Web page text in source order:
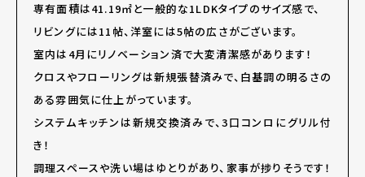
専有面積は41.19㎡と一般的な1LDKタイプのサイズ感で、
リビングには11帖、洋室には5帖の広さがございます。
室内は4月にリノベーション済で大変清潔感があります！
クロスやフローリングは新規張替済みで、白基調の明るさの
ある雰囲気に仕上がっています。
システムキッチンは新規交換済みで、3口コンロにグリル付
き！
調理スペースや洗い場はゆとりがあり、家事が捗りそうです！